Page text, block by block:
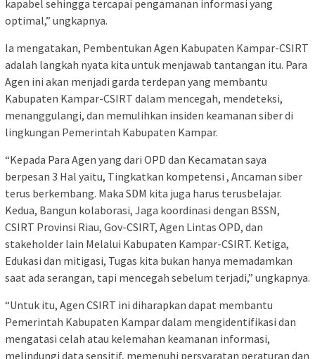
kapabel sehingga tercapai pengamanan informasi yang
optimal,” ungkapnya.
Ia mengatakan, Pembentukan Agen Kabupaten Kampar-CSIRT
adalah langkah nyata kita untuk menjawab tantangan itu. Para
Agen ini akan menjadi garda terdepan yang membantu
Kabupaten Kampar-CSIRT dalam mencegah, mendeteksi,
menanggulangi, dan memulihkan insiden keamanan siber di
lingkungan Pemerintah Kabupaten Kampar.
“Kepada Para Agen yang dari OPD dan Kecamatan saya
berpesan 3 Hal yaitu, Tingkatkan kompetensi , Ancaman siber
terus berkembang. Maka SDM kita juga harus terusbelajar.
Kedua, Bangun kolaborasi, Jaga koordinasi dengan BSSN,
CSIRT Provinsi Riau, Gov-CSIRT, Agen Lintas OPD, dan
stakeholder lain Melalui Kabupaten Kampar-CSIRT. Ketiga,
Edukasi dan mitigasi, Tugas kita bukan hanya memadamkan
saat ada serangan, tapi mencegah sebelum terjadi,” ungkapnya.
“Untuk itu, Agen CSIRT ini diharapkan dapat membantu
Pemerintah Kabupaten Kampar dalam mengidentifikasi dan
mengatasi celah atau kelemahan keamanan informasi,
melindungi data sensitif, memenuhi persyaratan peraturan dan